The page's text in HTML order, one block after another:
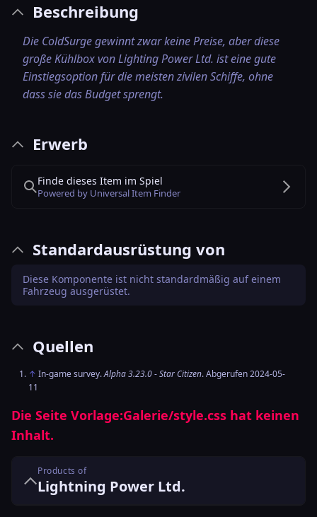
Beschreibung
Die ColdSurge gewinnt zwar keine Preise, aber diese
große Kühlbox von Lighting Power Ltd. ist eine gute
Einstiegsoption für die meisten zivilen Schiffe, ohne
dass sie das Budget sprengt.
Erwerb
Finde dieses Item im Spiel
Powered by Universal Item Finder
Standardausrüstung von
Diese Komponente ist nicht standardmäßig auf einem
Fahrzeug ausgerüstet.
Quellen
↑ In-game survey.Alpha 3.23.0-Star Citizen. Abgerufen 2024-05-
11
Die Seite Vorlage:Galerie/style.css hat keinen
Inhalt.
Products of
Lightning Power Ltd.